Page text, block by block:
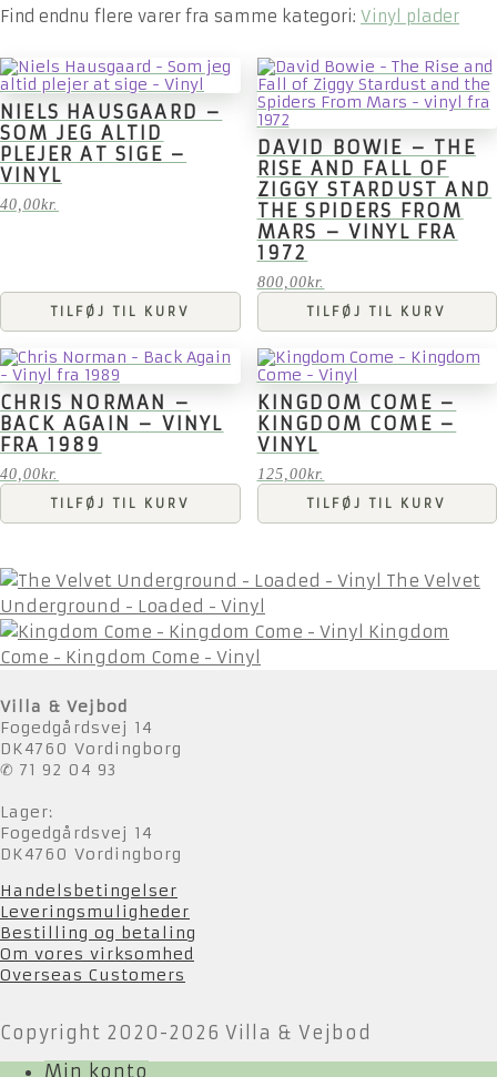
Find endnu flere varer fra samme kategori: Vinyl plader
NIELS HAUSGAARD –
SOM JEG ALTID
PLEJER AT SIGE –
VINYL
40,00kr.
TILFØJ TIL KURV
DAVID BOWIE – THE
RISE AND FALL OF
ZIGGY STARDUST AND
THE SPIDERS FROM
MARS – VINYL FRA
1972
800,00kr.
TILFØJ TIL KURV
CHRIS NORMAN –
BACK AGAIN – VINYL
FRA 1989
40,00kr.
TILFØJ TIL KURV
KINGDOM COME –
KINGDOM COME –
VINYL
125,00kr.
TILFØJ TIL KURV
The Velvet
Underground - Loaded - Vinyl
Kingdom
Come - Kingdom Come - Vinyl
Villa & Vejbod
Fogedgårdsvej 14
DK4760 Vordingborg
✆ 71 92 04 93
Lager:
Fogedgårdsvej 14
DK4760 Vordingborg
Handelsbetingelser
Leveringsmuligheder
Bestilling og betaling
Om vores virksomhed
Overseas Customers
Copyright 2020-2026 Villa & Vejbod
Min konto